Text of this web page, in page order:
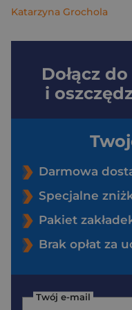
Katarzyna Grochola
Dołącz do
i
Darmowa
Specjalne
Pakiet
Brak opłat za
Twój e-mail